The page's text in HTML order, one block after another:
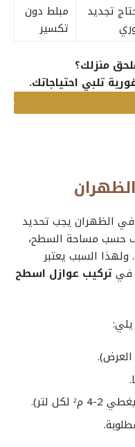
تجديد
مبلط دون
تكسير
منزلك؟
تلبي احتياجاتك.
في الظهران يجب تحديد
حسب مساحة السطح،
ولهذا السبب يعتبر
فيتركيب عوازل اسطح
يلي:
لتر).